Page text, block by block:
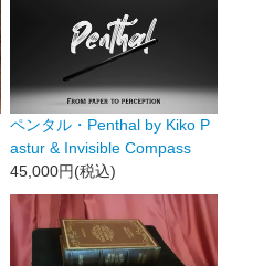
ペンタル・Penthal by Kiko P
astur & Invisible Compass
45,000円(税込)